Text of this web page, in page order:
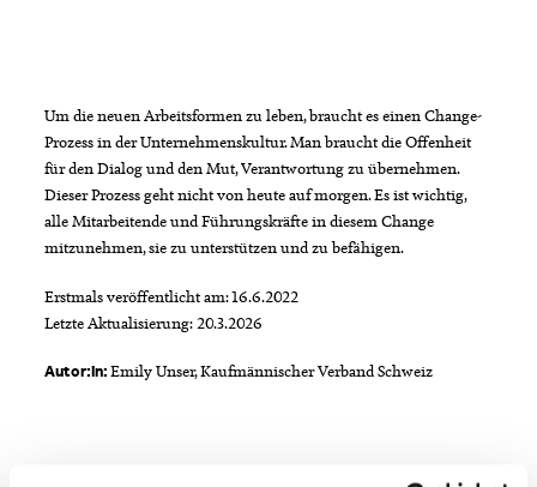
Um die neuen Arbeitsformen zu leben, braucht es einen Change-
Prozess in der Unternehmenskultur. Man braucht die Offenheit
für den Dialog und den Mut, Verantwortung zu übernehmen.
Dieser Prozess geht nicht von heute auf morgen. Es ist wichtig,
alle Mitarbeitende und Führungskräfte in diesem Change
mitzunehmen, sie zu unterstützen und zu befähigen.
Erstmals veröffentlicht am: 16.6.2022
Letzte Aktualisierung: 20.3.2026
Autor:in:Emily Unser, Kaufmännischer Verband Schweiz